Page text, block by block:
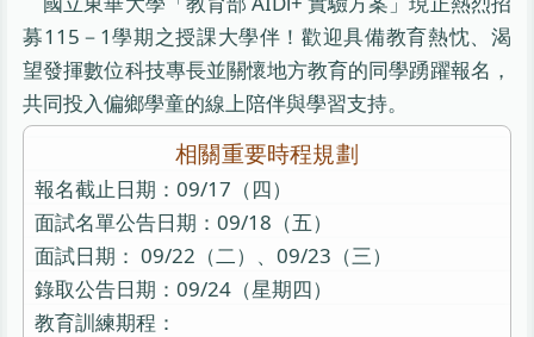
募115－1學期之授課大學伴！歡迎具備教育熱忱、渴
望發揮數位科技專長並關懷地方教育的同學踴躍報名，
共同投入偏鄉學童的線上陪伴與學習支持。
相關重要時程規劃
報名截止日期：09/17（四）
面試名單公告日期：09/18（五）
面試日期： 09/22（二）、09/23（三）
錄取公告日期：09/24（星期四）
教育訓練期程：